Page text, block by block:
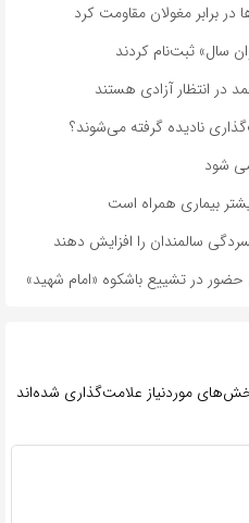
برابر مغولان مقاومت کرد
نادیده گرفته می‌شوند؟
شود
بیماری همراه است
سالمندان را افزایش دهند
حضور در تشییع باشکوه «امام شهید»
موردنیاز علامت‌گذاری شده‌اند